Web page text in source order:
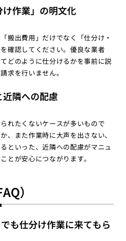
作業」の明文化
搬出費用」だけでなく「仕分け・
確認してください。優良な業者
どのように仕分けるかを事前に説
求を行いません。
隣への配慮
れたくないケースが多いもので
、また作業時に大声を出さない、
といった、近隣への配慮がマニュ
とが安心につながります。
）
も仕分け作業に来てもら